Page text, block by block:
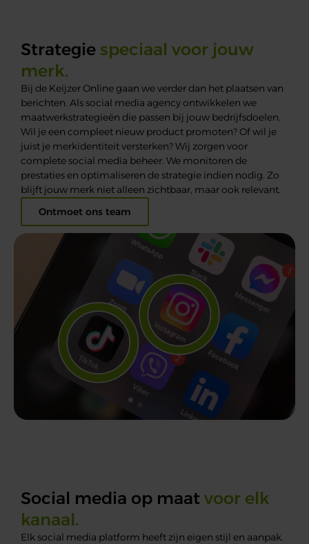
Strategie speciaal voor jouw
merk.
Bij de Keijzer Online gaan we verder dan het plaatsen van
berichten. Als social media agencyontwikkelen we
maatwerkstrategieën die passen bij jouw bedrijfsdoelen.
Wil je een compleet nieuw product promoten? Of wil je
juist je merkidentiteit versterken? Wij zorgen voor
complete social media beheer. We monitoren de
prestaties en optimaliseren de strategie indien nodig. Zo
blijft jouw merk niet alleen zichtbaar, maar ook relevant.
Ontmoet ons team
Social media op maat voor elk
kanaal.
Elk social media platform heeft zijn eigen stijl en aanpak.